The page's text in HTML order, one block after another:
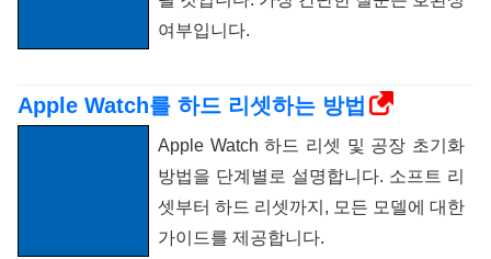
여부입니다.
Apple Watch를 하드 리셋하는 방법
Apple Watch 하드 리셋 및 공장 초기화
방법을 단계별로 설명합니다. 소프트 리
셋부터 하드 리셋까지, 모든 모델에 대한
가이드를 제공합니다.